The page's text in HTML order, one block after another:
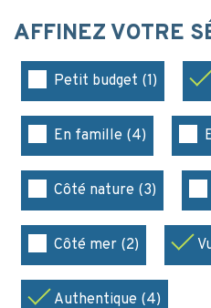
AFFINEZ VOTRE
Petit budget (1)
En famille (4)
Côté nature (3)
Côté mer (2)
Authentique (4)